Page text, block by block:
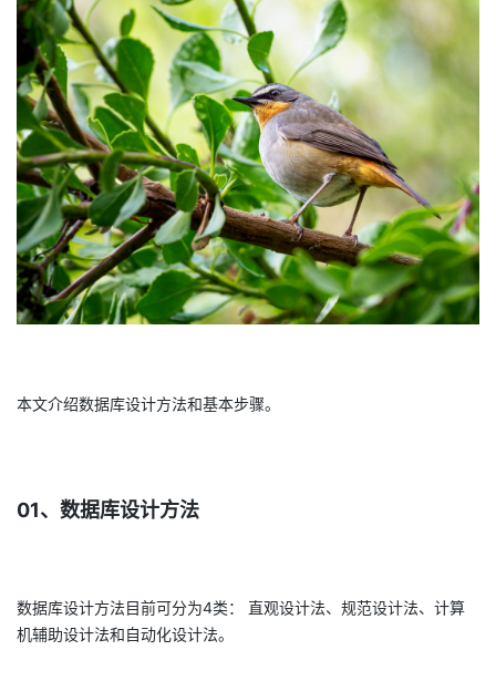
者
我
的
博
客
我
的
论
坛
我
的
圈
我
的
播
我
活
的
注
我
者
的
我
支
本文介绍数据库设计方法和基本步骤。
01、数据库设计方法
数据库设计方法目前可分为4类： 直观设计法、规范设计法、计算
机辅助设计法和自动化设计法。